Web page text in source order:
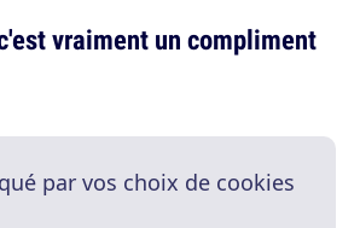
vraiment un compliment
par vos choix de cookies